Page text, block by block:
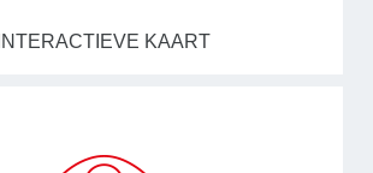
INTERACTIEVE KAART